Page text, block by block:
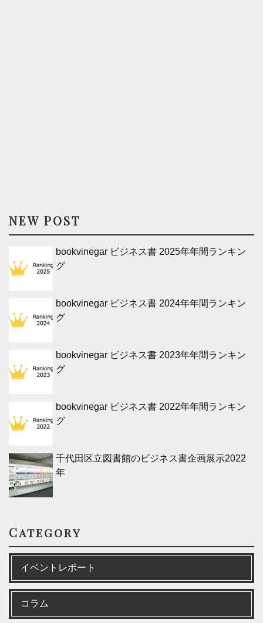
NEW POST
bookvinegar ビジネス書 2025年年間ランキン
グ
bookvinegar ビジネス書 2024年年間ランキン
グ
bookvinegar ビジネス書 2023年年間ランキン
グ
bookvinegar ビジネス書 2022年年間ランキン
グ
千代田区立図書館のビジネス書企画展示2022
年
Category
イベントレポート
コラム